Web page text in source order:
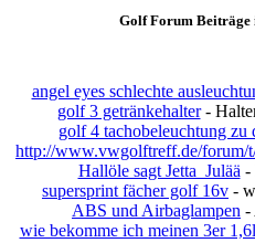
Golf Forum Beiträge
angel eyes schlechte
golf 3 getränkehalter-
golf 4 tachobeleuchtung zu
http://www.vwgolftreff.de/forum/
Hallöle sagt Jetta_Julää -
supersprint fächer golf 16v -
ABS und Airbaglampen -
wie bekomme ich meinen 3er